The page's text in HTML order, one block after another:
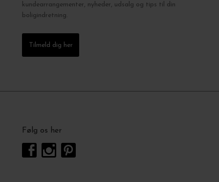
kundearrangementer, nyheder, udsalg og tips til din
boligindretning.
Tilmeld dig her
Følg os her